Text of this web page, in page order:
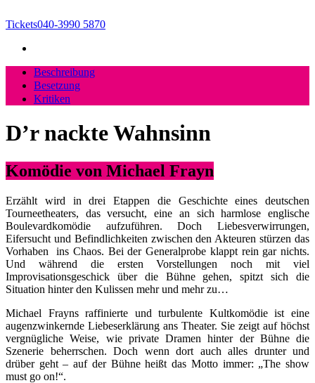
Tickets040-3990 5870
Beschreibung
Besetzung
Kritiken
D’r nackte Wahnsinn
Komödie von Michael Frayn
Erzählt wird in drei Etappen die Geschichte eines deutschen
Tourneetheaters, das versucht, eine an sich harmlose englische
Boulevardkomödie aufzuführen. Doch Liebesverwirrungen,
Eifersucht und Befindlichkeiten zwischen den Akteuren stürzen das
Vorhaben ins Chaos. Bei der Generalprobe klappt rein gar nichts.
Und während die ersten Vorstellungen noch mit viel
Improvisationsgeschick über die Bühne gehen, spitzt sich die
Situation hinter den Kulissen mehr und mehr zu…
Michael Frayns raffinierte und turbulente Kultkomödie ist eine
augenzwinkernde Liebeserklärung ans Theater. Sie zeigt auf höchst
vergnügliche Weise, wie private Dramen hinter der Bühne die
Szenerie beherrschen. Doch wenn dort auch alles drunter und
drüber geht – auf der Bühne heißt das Motto immer: „The show
must go on!“.